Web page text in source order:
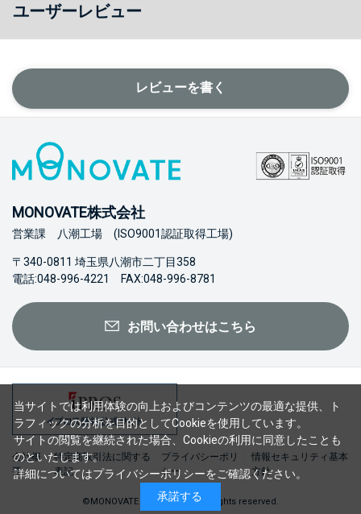
ユーザーレビュー
レビューを書く
MONOVATE株式会社
営業課 八潮工場 (ISO9001認証取得工場)
〒340-0811 埼玉県八潮市二丁目358
電話:048-996-4221 FAX:048-996-8781
お問い合わせはこちら
会社概
要
特定商取引法に関する
表記
プライバシーポリ
シー
情報セキュリティ基本
方針
©MONOVATE Co., Ltd. 2023 All rights reserved.
当サイトでは利用体験の向上およびコンテンツの最適な提供、ト
ラフィックの分析を目的としてCookieを使用しています。
サイトの閲覧を継続された場合、Cookieの利用に同意したことも
のといたします。
詳細についてはプライバシーポリシーをご確認ください。
承諾する